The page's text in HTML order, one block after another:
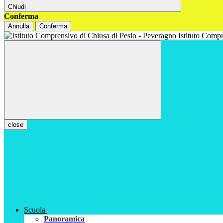
Chiudi
Conferma
Annulla Conferma
Istituto
close
Scuola
Panoramica